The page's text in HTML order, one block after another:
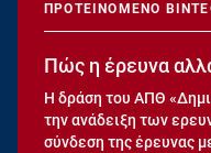
ΠΡΟΤΕΙΝΟΜΕΝΟ
Πώς η έρευνα
Η δράση του ΑΠΘ
την ανάδειξη των
σύνδεση της έρευνας